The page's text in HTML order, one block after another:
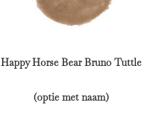
Happy Horse Bear Bruno Tuttle
(optie met naam)